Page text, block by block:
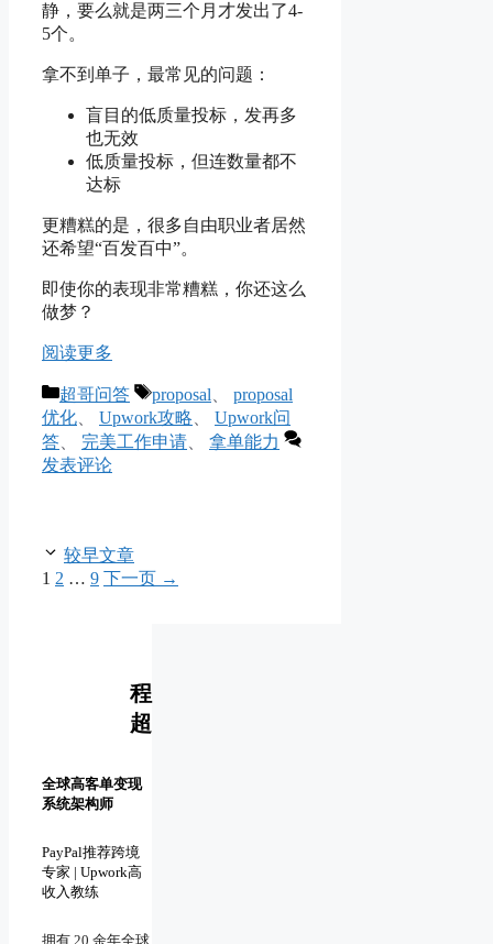
静，要么就是两三个月才发出了4-
5个。
拿不到单子，最常见的问题：
盲目的低质量投标，发再多
也无效
低质量投标，但连数量都不
达标
更糟糕的是，很多自由职业者居然
还希望“百发百中”。
即使你的表现非常糟糕，你还这么
做梦？
阅读更多
分
类
超哥问答
标
签
proposal
proposal
优化
Upwork攻略
Upwork问
答
完美工作申请
拿单能力
发表评论
较早文章
页
1 页
2 … 页
9 下一页 →
程
超
全球高客单变现
系统架构师
PayPal推荐跨境
专家 | Upwork高
收入教练
拥有 20 余年全球